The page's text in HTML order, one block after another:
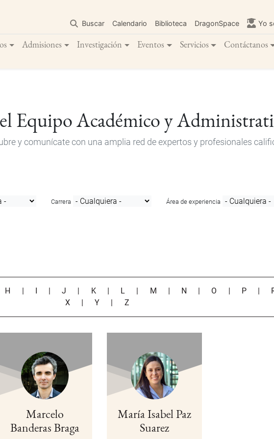
contenido
principal
Buscar Calendario Biblioteca DragonSpace Yo
Admisiones Investigación Eventos Servicios Contáctanos
Equipo Académico y
y comunícate con una amplia red de expertos y profesionales
Carrera Área de experiencia
H |J K L M N O P
X
|Y Z
Marcelo
Banderas Braga
María Isabel Paz
Suarez